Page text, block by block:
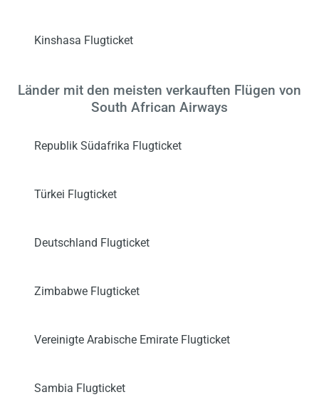
Kinshasa Flugticket
Länder mit den meisten verkauften Flügen von
South African Airways
Republik Südafrika Flugticket
Türkei Flugticket
Deutschland Flugticket
Zimbabwe Flugticket
Vereinigte Arabische Emirate Flugticket
Sambia Flugticket